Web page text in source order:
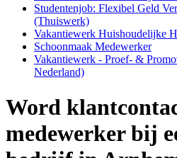
Studentenjob: Flexibel Geld
(Thuiswerk)
Vakantiewerk Huishoudelijke
Schoonmaak Medewerker
Vakantiewerk - Proef- &
Nederland)
Word
medewerker bij